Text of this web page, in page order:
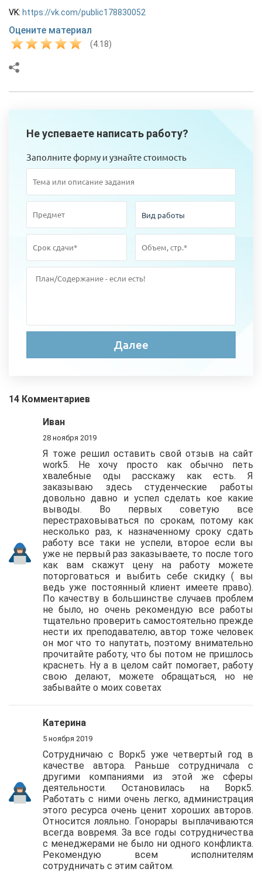
VK: https://vk.com/public178830052
Оцените материал
(4.18)
Не успеваете написать работу?
Заполните форму и узнайте стоимость
14 Комментариев
Иван
28 ноября 2019
Я тоже решил оставить свой отзыв на сайт
work5. Не хочу просто как обычно петь
хвалебные оды расскажу как есть. Я
заказываю здесь студенческие работы
довольно давно и успел сделать кое какие
выводы. Во первых советую все
перестраховываться по срокам, потому как
несколько раз, к назначенному сроку сдать
работу все таки не успели, второе если вы
уже не первый раз заказываете, то после того
как вам скажут цену на работу можете
поторговаться и выбить себе скидку ( вы
ведь уже постоянный клиент имеете право).
По качеству в большинстве случаев проблем
не было, но очень рекомендую все работы
тщательно проверить самостоятельно прежде
нести их преподавателю, автор тоже человек
он мог что то напутать, поэтому внимательно
прочитайте работу, что бы потом не пришлось
краснеть. Ну а в целом сайт помогает, работу
свою делают, можете обращаться, но не
забывайте о моих советах
Катерина
5 ноября 2019
Сотрудничаю с Ворк5 уже четвертый год в
качестве автора. Раньше сотрудничала с
другими компаниями из этой же сферы
деятельности. Остановилась на Ворк5.
Работать с ними очень легко, администрация
этого ресурса очень ценит хороших авторов.
Относится лояльно. Гонорары выплачиваются
всегда вовремя. За все годы сотрудничества
с менеджерами не было ни одного конфликта.
Рекомендую всем исполнителям
сотрудничать с этим сайтом.